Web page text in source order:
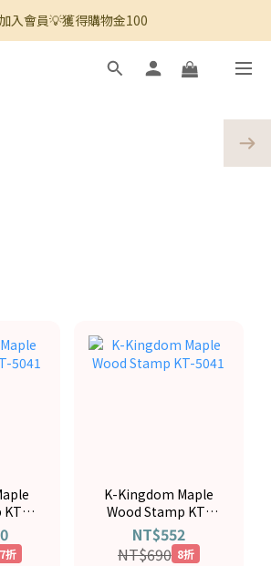
🚚 全館滿800免運 🚚
入會員💡獲得購物金100
🚚 全館滿800免運 🚚
KT-
7折
K-Kingdom Maple
Wood Stamp KT-
5041
NT$552
NT$690 8折